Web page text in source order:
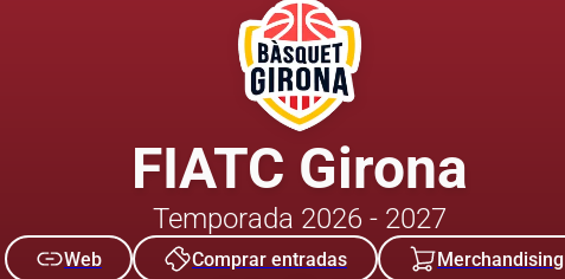
FIATC Girona
Temporada 2026 - 2027
Web Comprar entradas Merchandising